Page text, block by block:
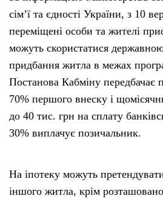
сім’ї та єдності України, з 10
переміщені особи та жителі
можуть скористатися
придбання житла в межах
Постанова Кабміну передбачає
70% першого внеску і
до 40 тис. грн на сплату
30% виплачує позичальник.
На іпотеку можуть
іншого житла, крім